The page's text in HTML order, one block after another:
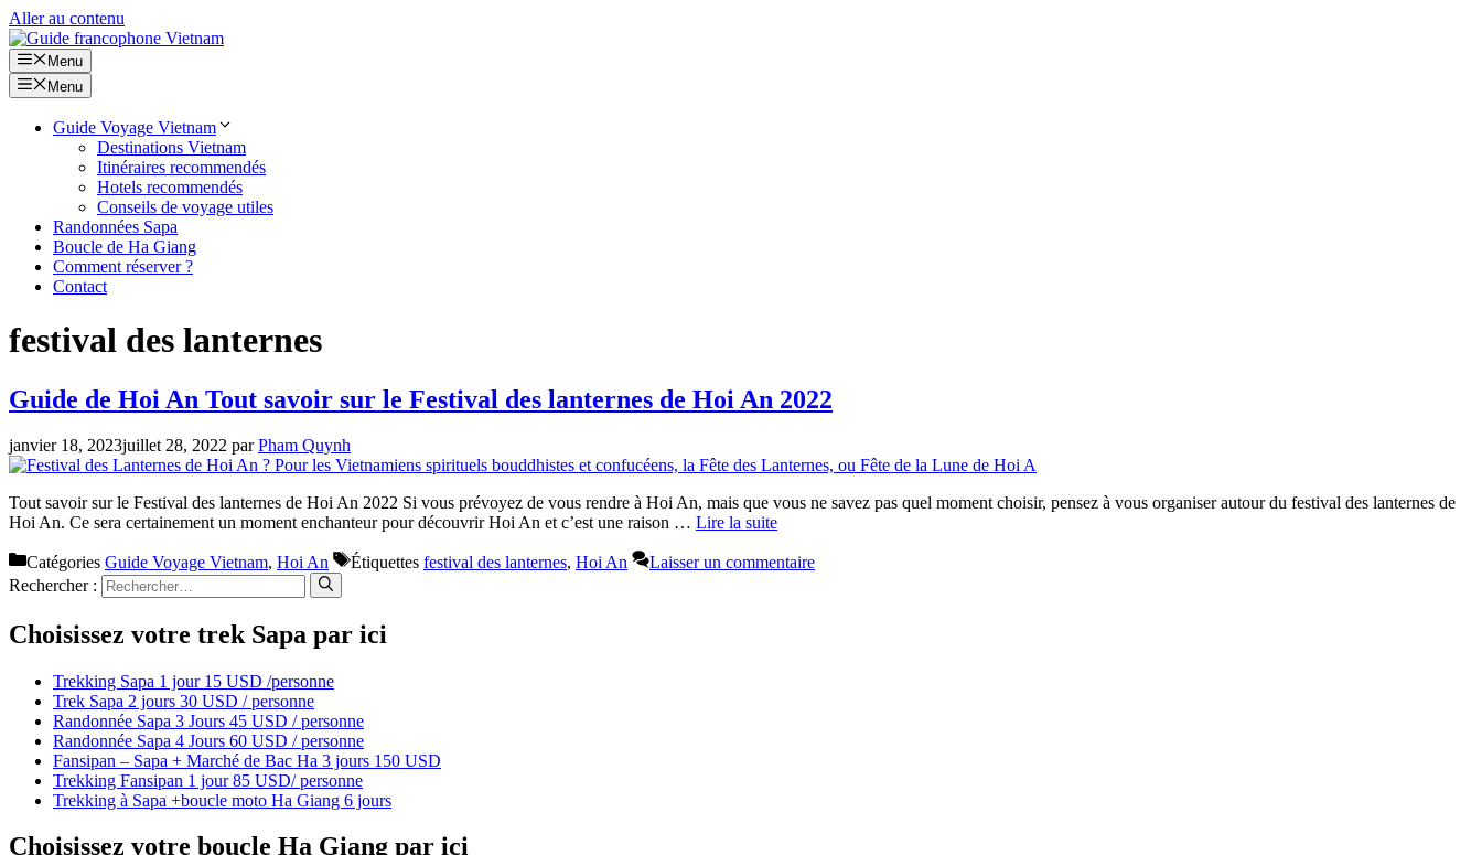
Aller au contenu
Menu
Menu
Guide Voyage Vietnam
Destinations Vietnam
Itinéraires recommendés
Hotels recommendés
Conseils de voyage utiles
Randonnées Sapa
Boucle de Ha Giang
Comment réserver ?
Contact
festival des lanternes
Guide de Hoi An Tout savoir sur le Festival des lanternes de Hoi An 2022
janvier 18, 2023juillet 28, 2022 parPham Quynh
Tout savoir sur le Festival des lanternes de Hoi An 2022 Si vous prévoyez de vous rendre à Hoi An, mais que vous ne savez pas quel moment choisir, pensez à vous organiser autour du festival des lanternes de
Hoi An. Ce sera certainement un moment enchanteur pour découvrir Hoi An et c’est une raison … Lire la suite
Catégories Guide Voyage Vietnam, Hoi An Étiquettes festival des lanternes, Hoi An
Laisser un commentaire
Rechercher :
Choisissez votre trek Sapa par ici
Trekking Sapa 1 jour 15 USD /personne
Trek Sapa 2 jours 30 USD / personne
Randonnée Sapa 3 Jours 45 USD / personne
Randonnée Sapa 4 Jours 60 USD / personne
Fansipan – Sapa + Marché de Bac Ha 3 jours 150 USD
Trekking Fansipan 1 jour 85 USD/ personne
Trekking à Sapa +boucle moto Ha Giang 6 jours
Choisissez votre boucle Ha Giang par ici